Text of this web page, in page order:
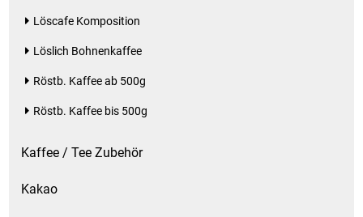
Löscafe Komposition
Löslich Bohnenkaffee
Röstb. Kaffee ab 500g
Röstb. Kaffee bis 500g
Kaffee / Tee Zubehör
Kakao